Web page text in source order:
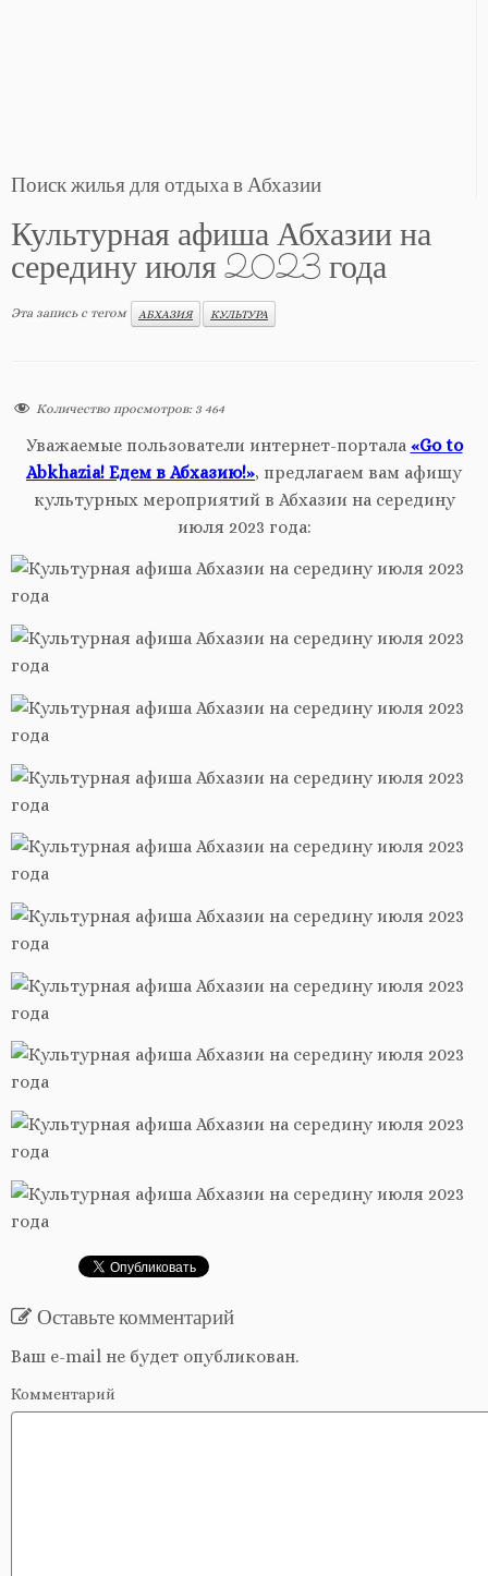
Поиск жилья для отдыха в Абхазии
Культурная афиша Абхазии на
середину июля 2023 года
Эта запись с тегом АБХАЗИЯ КУЛЬТУРА
Количество просмотров: 3 464
Уважаемые пользователи интернет-портала «Go to
Abkhazia! Едем в Абхазию!», предлагаем вам афишу
культурных мероприятий в Абхазии на середину
июля 2023 года:
Оставьте комментарий
Ваш e-mail не будет опубликован.
Комментарий